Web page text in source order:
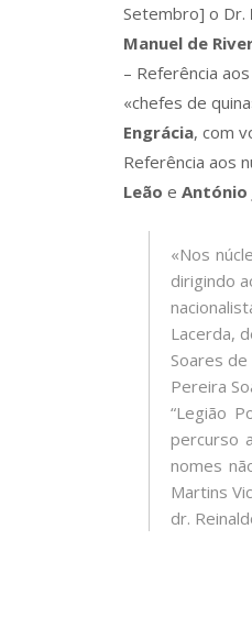
Setembro] o Dr.
Manuel de
– Referência
«chefes de
Engrácia, com
Referência aos
Leão e António
«Nos
dirigindo
Lacerda,
Soares
Pereira
“Legião
percurso
nomes
Martins
dr.